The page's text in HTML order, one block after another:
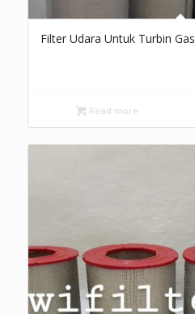
Filter Udara Untuk Turbin Gas
Read more